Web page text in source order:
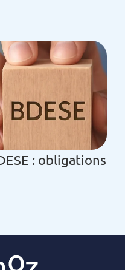
: obligations